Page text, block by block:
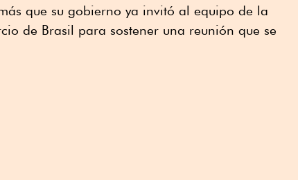
que su gobierno ya invitó al equipo de la
de Brasil para sostener una reunión que se